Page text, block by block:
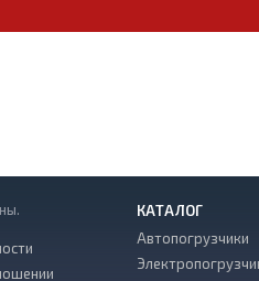
КАТАЛОГ
Автопогрузчики